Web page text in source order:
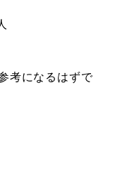
考になるはずで